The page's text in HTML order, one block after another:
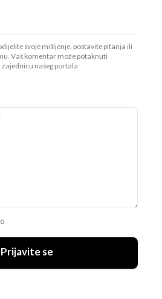
svoje mišljenje, postavite pitanja ili
Vaš komentar može potaknuti
našeg portala.
Prijavite se